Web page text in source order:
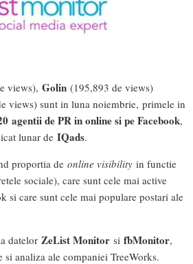
views), Golin (195,893 de views)
views) sunt in luna noiembrie, primele in
agentii de PR in online si pe Facebook,
lunar de IQads.
proportia de online visibility in functie
sociale), care sunt cele mai active
si care sunt cele mai populare postari ale
datelor ZeList Monitor si fbMonitor,
analiza ale companiei TreeWorks.